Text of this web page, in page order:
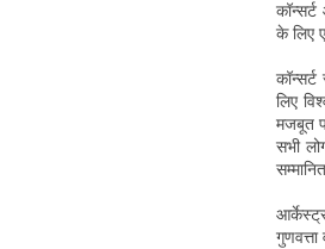
के लिए
लिए
मजबूत
सभी